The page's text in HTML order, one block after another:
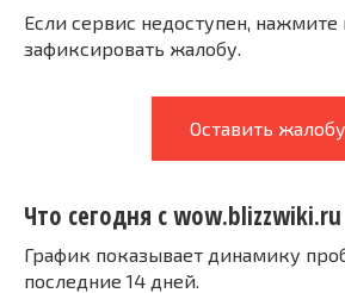
Если сервис недоступен, нажмите
зафиксировать жалобу.
Оставить жалобу
Что сегодня с wow.blizzwiki.ru
График показывает динамику
последние 14 дней.